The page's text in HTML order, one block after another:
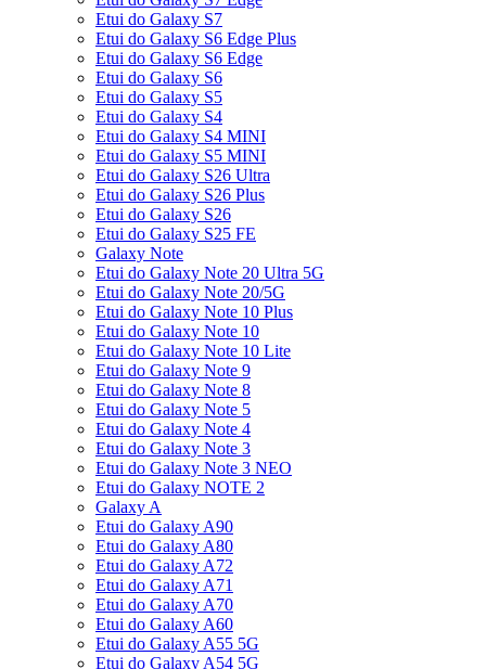
Etui do Galaxy S7
Etui do Galaxy S6 Edge Plus
Etui do Galaxy S6 Edge
Etui do Galaxy S6
Etui do Galaxy S5
Etui do Galaxy S4
Etui do Galaxy S4 MINI
Etui do Galaxy S5 MINI
Etui do Galaxy S26 Ultra
Etui do Galaxy S26 Plus
Etui do Galaxy S26
Etui do Galaxy S25 FE
Galaxy Note
Etui do Galaxy Note 20 Ultra 5G
Etui do Galaxy Note 20/5G
Etui do Galaxy Note 10 Plus
Etui do Galaxy Note 10
Etui do Galaxy Note 10 Lite
Etui do Galaxy Note 9
Etui do Galaxy Note 8
Etui do Galaxy Note 5
Etui do Galaxy Note 4
Etui do Galaxy Note 3
Etui do Galaxy Note 3 NEO
Etui do Galaxy NOTE 2
Galaxy A
Etui do Galaxy A90
Etui do Galaxy A80
Etui do Galaxy A72
Etui do Galaxy A71
Etui do Galaxy A70
Etui do Galaxy A60
Etui do Galaxy A55 5G
Etui do Galaxy A54 5G